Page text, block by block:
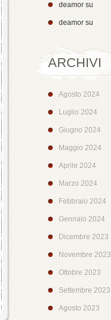
deamor su
deamor su
ARCHIVI
Agosto 2024
Luglio 2024
Giugno 2024
Maggio 2024
Aprile 2024
Marzo 2024
Febbraio 2024
Gennaio 2024
Dicembre 2023
Novembre 2023
Ottobre 2023
Settembre 2023
Agosto 2023